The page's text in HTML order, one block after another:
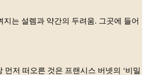
는 설렘과 약간의 두려움. 그곳에 들어
저 떠오른 것은 프랜시스 버넷의 ‘비밀